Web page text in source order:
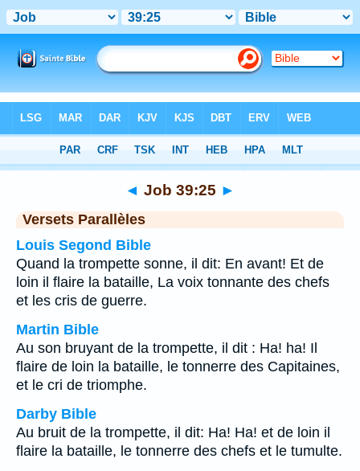
Chapitre 39 > Verset 25
◄ Job 39:25 ►
Versets Parallèles
Louis Segond Bible
Quand la trompette sonne, il dit: En avant! Et de
loin il flaire la bataille, La voix tonnante des chefs
et les cris de guerre.
Martin Bible
Au son bruyant de la trompette, il dit : Ha! ha! Il
flaire de loin la bataille, le tonnerre des Capitaines,
et le cri de triomphe.
Darby Bible
Au bruit de la trompette, il dit: Ha! Ha! et de loin il
flaire la bataille, le tonnerre des chefs et le tumulte.